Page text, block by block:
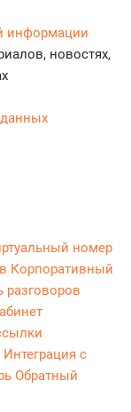
информации
новостях,
номер
Корпоративный
разговоров
Интеграция с
Обратный